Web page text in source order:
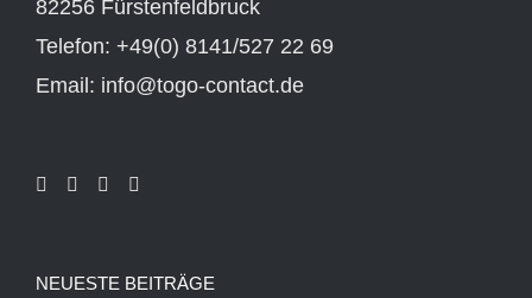
82256 Fürstenfeldbruck
Telefon: +49(0) 8141/527 22 69
Email: info@togo-contact.de
NEUESTE BEITRÄGE